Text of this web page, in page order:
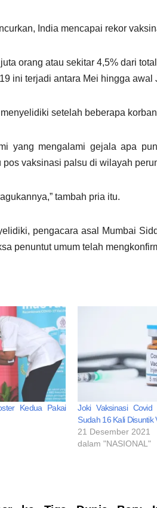
India mencapai rekor
orang atau sekitar 4,5% dari
ini terjadi antara Mei hingga awal
setelah beberapa
yang mengalami gejala apa
pos vaksinasi palsu di wilayah
tambah pria itu.
pengacara asal Mumbai
penuntut umum telah
Kedua Pakai
Joki Vaksinasi
Sudah 16 Kali Disuntik
21 Desember 2021
dalam "NASIONAL"